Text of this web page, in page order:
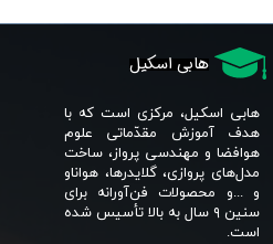
هابی اسکیل
هابی اسکیل، مرکزی است که با
هدف آموزش مقدّماتی علوم
هوافضا و مهندسی پرواز، ساخت
مدل‌های پروازی، گلایدرها، هواناو
و ...و محصولات فن‌آورانه برای
سنین ٩ سال به بالا تأسیس شده
است.​​​​​​​